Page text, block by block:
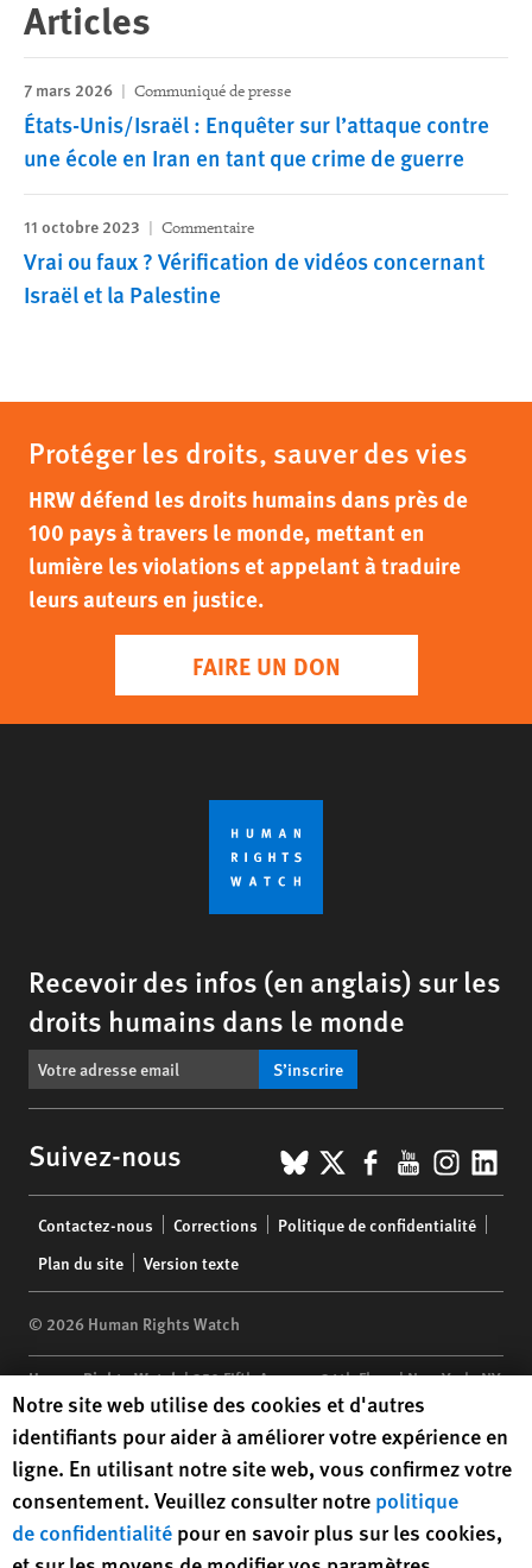
Articles
7 mars 2026 Communiqué de presse
États-Unis/Israël : Enquêter sur l’attaque contre
une école en Iran en tant que crime de guerre
11 octobre 2023 Commentaire
Vrai ou faux ? Vérification de vidéos concernant
Israël et la Palestine
Protéger les droits, sauver des vies
HRW défend les droits humains dans près de
100 pays à travers le monde, mettant en
lumière les violations et appelant à traduire
leurs auteurs en justice.
FAIRE UN DON
Recevoir des infos (en anglais) sur les
droits humains dans le monde
S’inscrire
Suivez-nous BlueSky
X Facebook
YouTube
menu
Contactez-nous Corrections
Politique de confidentialité
Plan du site
Version texte
© 2026 Human Rights Watch
Human Rights Watch| 350 Fifth Avenue, 34th Floor | New York,NY
10118-3299USA |t1.212.290.4700
Human Rights Watchis a 501(C)(3) nonprofit registered in the US
under EIN: 13-2875808
Human Rights Watch cookie preferences
Notre site web utilise des cookies et d'autres
identifiants pour aider à améliorer votre expérience en
ligne. En utilisant notre site web, vous confirmez votre
consentement. Veuillez consulter notre politique
de confidentialité pour en savoir plus sur les cookies,